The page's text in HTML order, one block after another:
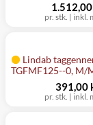
pr. stk. | inkl.
Lindab
TGFMF125--0, M/
pr. stk. | inkl.
391,00